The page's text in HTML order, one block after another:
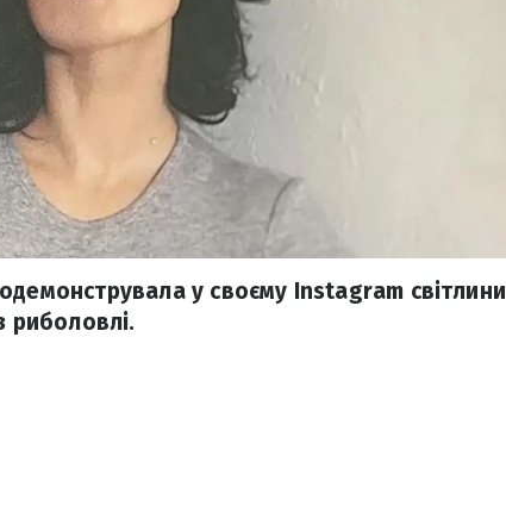
у своєму Instagram світлини
риболовлі.